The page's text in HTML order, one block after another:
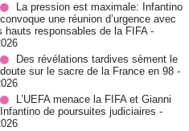
La pression est maximale: Infantino
convoque une réunion d’urgence avec
hauts responsables de la FIFA -
Des révélations tardives sèment le
doute sur le sacre de la France en 98 -
L’UEFA menace la FIFA et Gianni
Infantino de poursuites judiciaires -